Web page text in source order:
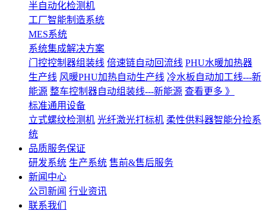
半自动化检测机
工厂智能制造系统
MES系统
系统集成解决方案
门控控制器组装线 倍速链自动回流线 PHU水暖加热器
生产线 风暖PHU加热自动生产线 冷水板自动加工线---新
能源 整车控制器自动组装线---新能源 查看更多 》
标准通用设备
立式螺纹检测机 光纤激光打标机 柔性供料器智能分捡系
统
品质服务保证
研发系统 生产系统 售前&售后服务
新闻中心
公司新闻 行业资讯
联系我们